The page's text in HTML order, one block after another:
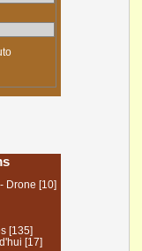
Drone [10]
[135]
[17]